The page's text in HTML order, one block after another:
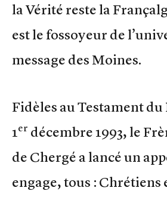
la Vérité reste la
est le fossoyeur de
message des Moines.
Fidèles au Testament
1er décembre 1993, le
de Chergé a lancé un
engage, tous : Chrétiens